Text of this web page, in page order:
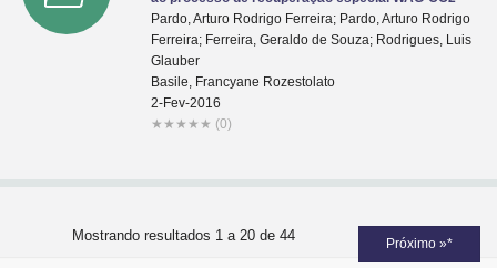
Pardo, Arturo Rodrigo Ferreira; Pardo, Arturo Rodrigo
Ferreira; Ferreira, Geraldo de Souza; Rodrigues, Luis
Glauber
Basile, Francyane Rozestolato
2-Fev-2016
★ ★ ★ ★ ★ (0)
Mostrando resultados 1 a 20 de 44 Próximo »*